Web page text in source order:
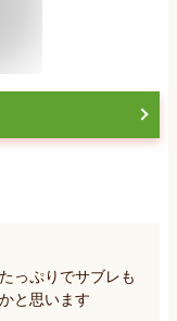
っぷりでサブレも
と思います